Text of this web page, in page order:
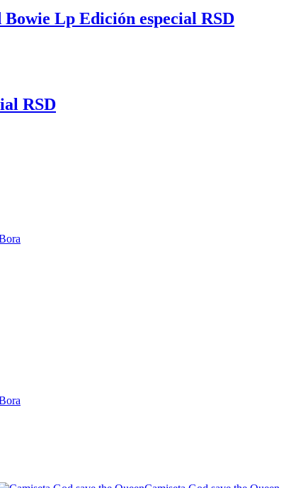
Lp Edición especial RSD
RSD